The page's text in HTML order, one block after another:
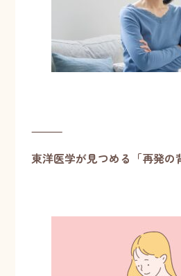
⸻
東洋医学が見つめる「再発の